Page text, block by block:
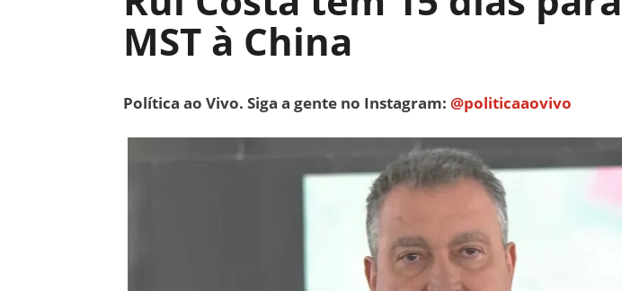
MST à China
Política ao Vivo. Siga a gente no Instagram: @politicaaovivo